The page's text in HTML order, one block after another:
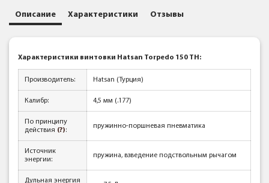
Описание Характеристики Отзывы
Характеристики винтовки Hatsan Torpedo 150 TH:
Производитель: Hatsan (Турция)
Калибр: 4,5 мм (.177)
По принципу
действия (?):
пружинно-поршневая пневматика
Источник
энергии:
пружина, взведение подствольным рычагом
Дульная энергия